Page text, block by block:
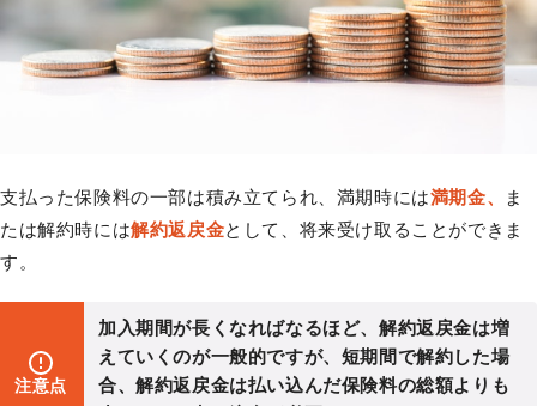
支払った保険料の一部は積み立てられ、満期時には満期金、
ま
たは解約時には解約返戻金として、将来受け取ることができま
す。
注意点
加入期間が長くなればなるほど、解約返戻金は増
えていくのが一般的ですが、短期間で解約した場
合、解約返戻金は払い込んだ保険料の総額よりも